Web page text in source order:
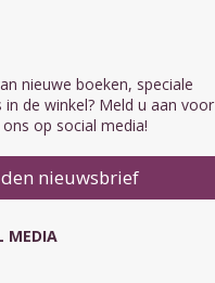
nieuwe boeken, speciale
de winkel? Meld u aan voor
op social media!
nieuwsbrief
MEDIA